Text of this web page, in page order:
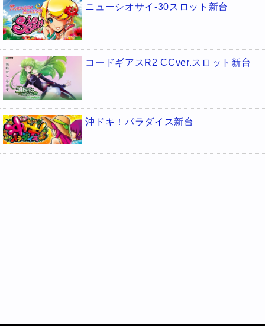
ニューシオサイ-30スロット新台
コードギアスR2 CCver.スロット新台
沖ドキ！パラダイス新台